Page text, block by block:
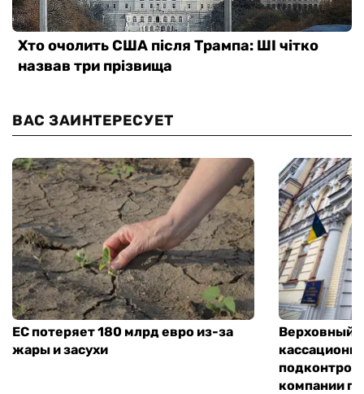
ВАС ЗАИНТЕРЕСУЕТ
ЕС потеряет 180 млрд евро из-за
жары и засухи
Верховный
компании